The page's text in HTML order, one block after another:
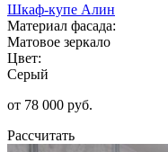
Шкаф-купе Алин
Материал фасада:
Матовое зеркало
Цвет:
Серый
от 78 000 руб.
Рассчитать